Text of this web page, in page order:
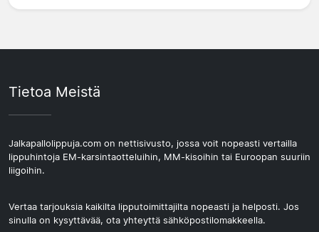
Tietoa Meistä
Jalkapallolippuja.com on nettisivusto, jossa voit nopeasti vertailla
lippuhintoja EM-karsintaotteluihin, MM-kisoihin tai Euroopan suuriin
liigoihin.
Vertaa tarjouksia kaikilta lipputoimittajilta nopeasti ja helposti. Jos
sinulla on kysyttävää, ota yhteyttä sähköpostilomakkeella.